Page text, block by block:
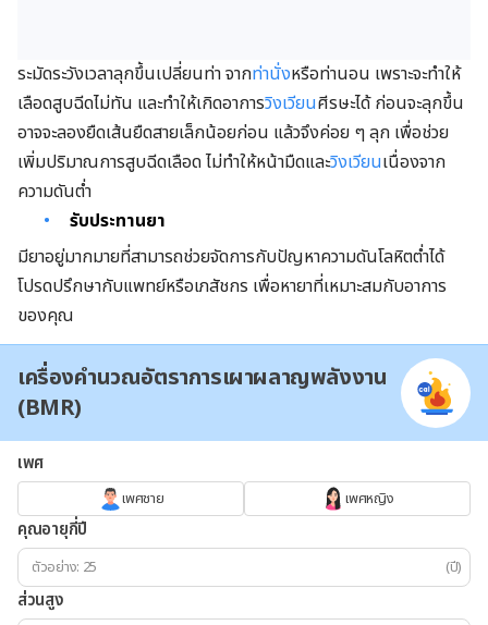
ระมัดระวังเวลาลุกขึ้นเปลี่ยนท่า จากท่านั่งหรือท่านอน เพราะจะทำให้
เลือดสูบฉีดไม่ทัน และทำให้เกิดอาการวิงเวียนศีรษะได้ ก่อนจะลุกขึ้น
อาจจะลองยืดเส้นยืดสายเล็กน้อยก่อน แล้วจึงค่อย ๆ ลุก เพื่อช่วย
เพิ่มปริมาณการสูบฉีดเลือด ไม่ทำให้หน้ามืดและวิงเวียนเนื่องจาก
ความดันต่ำ
รับประทานยา
มียาอยู่มากมายที่สามารถช่วยจัดการกับปัญหาความดันโลหิตต่ำได้
โปรดปรึกษากับแพทย์หรือเภสัชกร เพื่อหายาที่เหมาะสมกับอาการ
ของคุณ
เครื่องคำนวณอัตราการเผาผลาญพลังงาน
(BMR)
เพศ
เพศชาย เพศหญิง
คุณอายุกี่ปี
(ปี)
ส่วนสูง